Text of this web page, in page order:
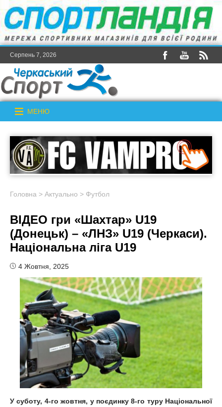
Серпень 7, 2026
МЕНЮ
Головна > Актуально > Футбол
ВІДЕО гри «Шахтар» U19
(Донецьк) – «ЛНЗ» U19 (Черкаси).
Національна ліга U19
4 Жовтня, 2025
У суботу, 4-го жовтня, у поєдинку 8-го туру Національної